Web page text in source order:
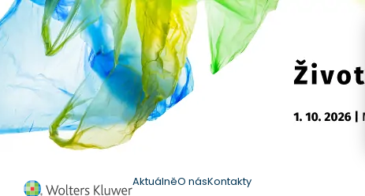
AktuálněO násKontakty